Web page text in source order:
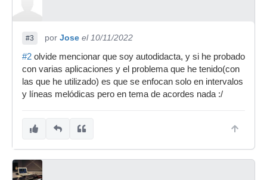
#3 por Jose el 10/11/2022
#2 olvide mencionar que soy autodidacta, y si he probado
con varias aplicaciones y el problema que he tenido(con
las que he utilizado) es que se enfocan solo en intervalos
y líneas melódicas pero en tema de acordes nada :/